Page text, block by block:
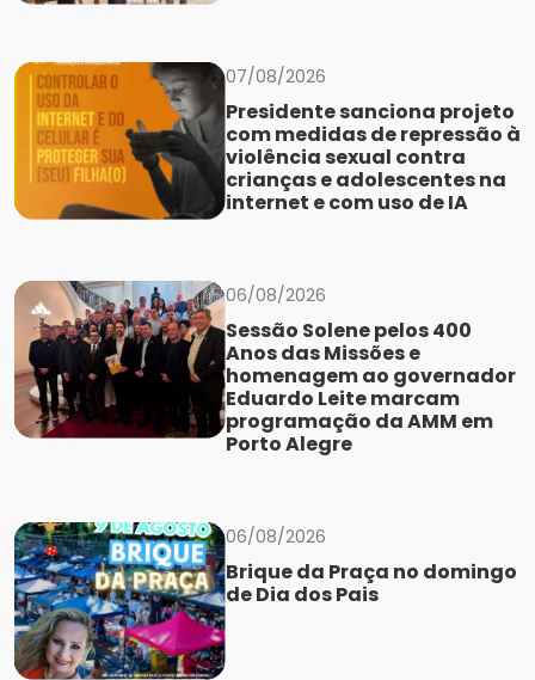
07/08/2026
Presidente sanciona projeto
com medidas de repressão à
violência sexual contra
crianças e adolescentes na
internet e com uso de IA
06/08/2026
Sessão Solene pelos 400
Anos das Missões e
homenagem ao governador
Eduardo Leite marcam
programação da AMM em
Porto Alegre
06/08/2026
Brique da Praça no domingo
de Dia dos Pais